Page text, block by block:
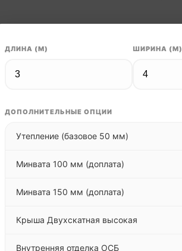
ДЛИНА (М) ШИРИНА (М)
ДОПОЛНИТЕЛЬНЫЕ ОПЦИИ
Утепление (базовое 50 мм)
Минвата 100 мм (доплата)
Минвата 150 мм (доплата)
Крыша Двухскатная высокая
Внутренняя отделка ОСБ